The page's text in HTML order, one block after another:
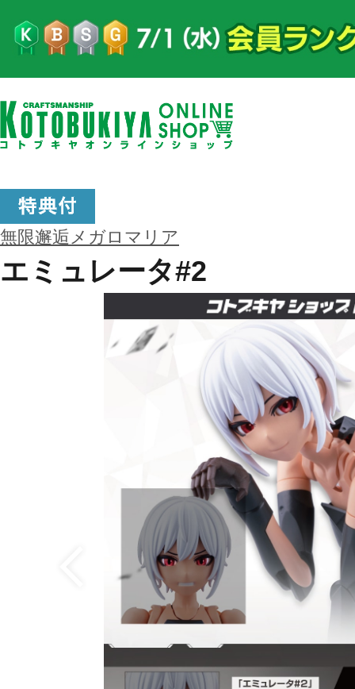
無限邂逅メガロマリア
エミュレータ#2